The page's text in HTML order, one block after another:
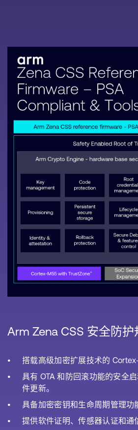
Arm Zena CSS 安全防护
搭载高级加密扩展技术的
具有 OTA 和防回滚功能的安全
件更新。
具备加密密钥和生命周期管理功
提供软件证明、传感器认证和通